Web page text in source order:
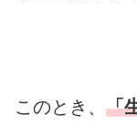
このとき、 「